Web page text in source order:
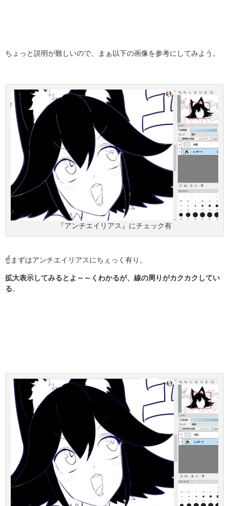
ちょっと説明が難しいので、まぁ以下の画像を参考にしてみよう。
『アンチエイリアス』にチェック有
☝まずはアンチエイリアスにちぇっく有り。
拡大表示してみるとよ～～くわかるが、線の周りがカクカクしてい
る 。